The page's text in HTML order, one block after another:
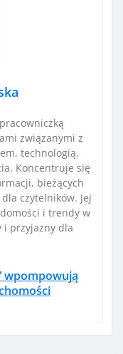
związanymi z
technologią,
Koncentruje się
bieżących
czytelników. Jej
i trendy w
i przyjazny dla
wpompowują